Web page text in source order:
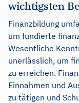
wichtigsten
Finanzbildung
um fundierte
Wesentliche
unerlässlich, um
zu erreichen.
Einnahmen und
zu tätigen und